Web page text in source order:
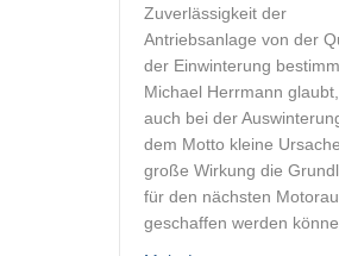
Zuverlässigkeit der
Antriebsanlage von der
der Einwinterung
Michael Herrmann
auch bei der
dem Motto kleine
große Wirkung die
für den nächsten
geschaffen werden